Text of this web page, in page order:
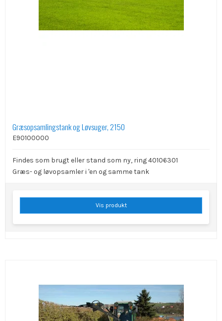
Græsopsamlingstank og Løvsuger, 2150
E90100000
Findes som brugt eller stand som ny, ring 40106301
Græs- og løvopsamler i 'en og samme tank
Vis produkt